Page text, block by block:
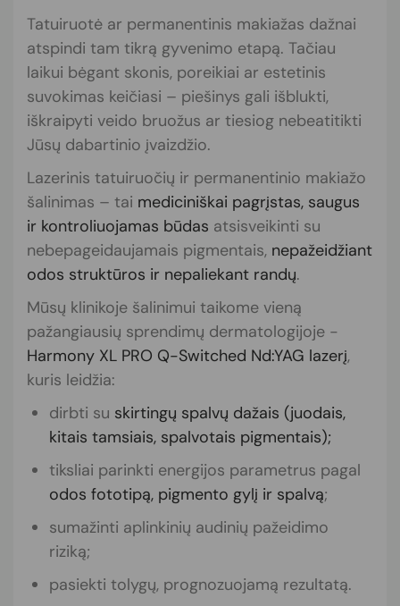
Tatuiruotė ar permanentinis makiažas dažnai
atspindi tam tikrą gyvenimo etapą. Tačiau
laikui bėgant skonis, poreikiai ar estetinis
suvokimas keičiasi – piešinys gali išblukti,
iškraipyti veido bruožus ar tiesiog nebeatitikti
Jūsų dabartinio įvaizdžio.
Lazerinis tatuiruočių ir permanentinio makiažo
šalinimas – tai mediciniškai pagrįstas, saugus
ir kontroliuojamas būdas atsisveikinti su
nebepageidaujamais pigmentais, nepažeidžiant
odos struktūros ir nepaliekant randų.
Mūsų klinikoje šalinimui taikome vieną
pažangiausių sprendimų dermatologijoje -
Harmony XL PRO Q-Switched Nd:YAG lazerį,
kuris leidžia:
dirbti su skirtingų spalvų dažais (juodais,
kitais tamsiais, spalvotais pigmentais);
tiksliai parinkti energijos parametrus pagal
odos fototipą, pigmento gylį ir spalvą;
sumažinti aplinkinių audinių pažeidimo
riziką;
pasiekti tolygų, prognozuojamą rezultatą.